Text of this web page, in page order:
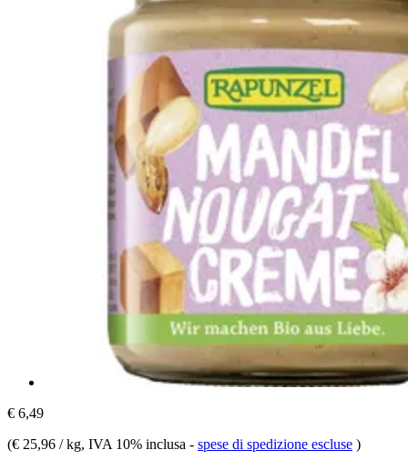
€ 6,49
(€ 25,96 / kg, IVA 10% inclusa - spese di spedizione escluse )